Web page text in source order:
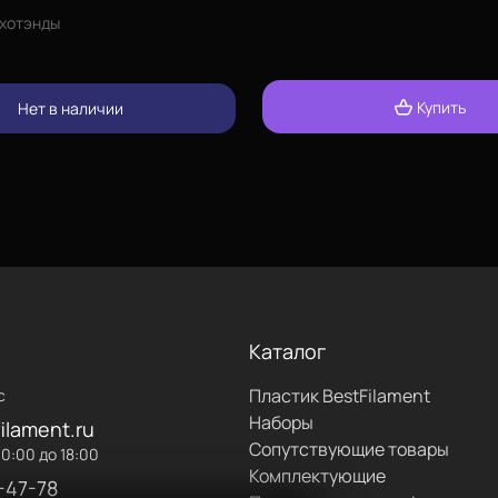
Нет в наличии Купить
до 18:00
78
Каталог
Пластик BestFilament
Наборы
Сопутствующие товары
Комплектующие